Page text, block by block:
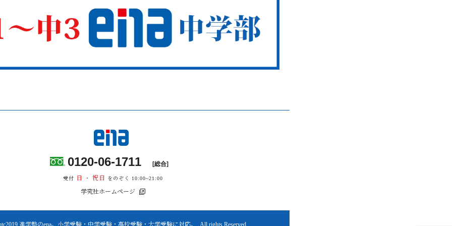
0120-06-1711 [総合]
受付 日 ・ 祝日 をのぞく 10:00~21:00
学究社ホームページ
進学塾のena。小学受験・中学受験・高校受験・大学受験に対応。. All rights Reserved.